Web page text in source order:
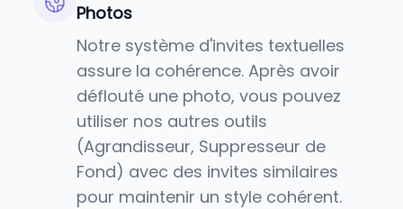
Photos
Notre système d'invites textuelles
assure la cohérence. Après avoir
déflouté une photo, vous pouvez
utiliser nos autres outils
(Agrandisseur, Suppresseur de
Fond) avec des invites similaires
pour maintenir un style cohérent.